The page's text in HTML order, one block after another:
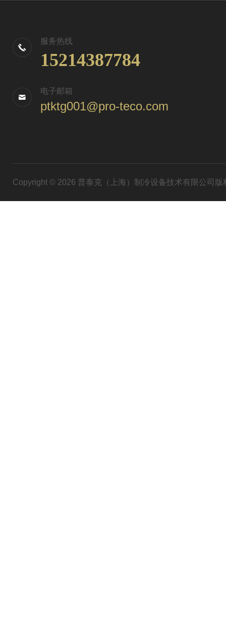
服务热线
15214387784
电子邮箱
ptktg001@pro-teco.com
Copyright © 2026 普泰克（上海）制冷设备技术有限公司版